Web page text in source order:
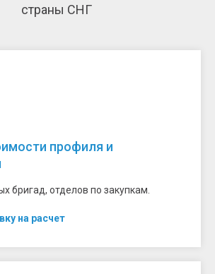
страны СНГ
профиля и
бригад, отделов по закупкам.
на расчет